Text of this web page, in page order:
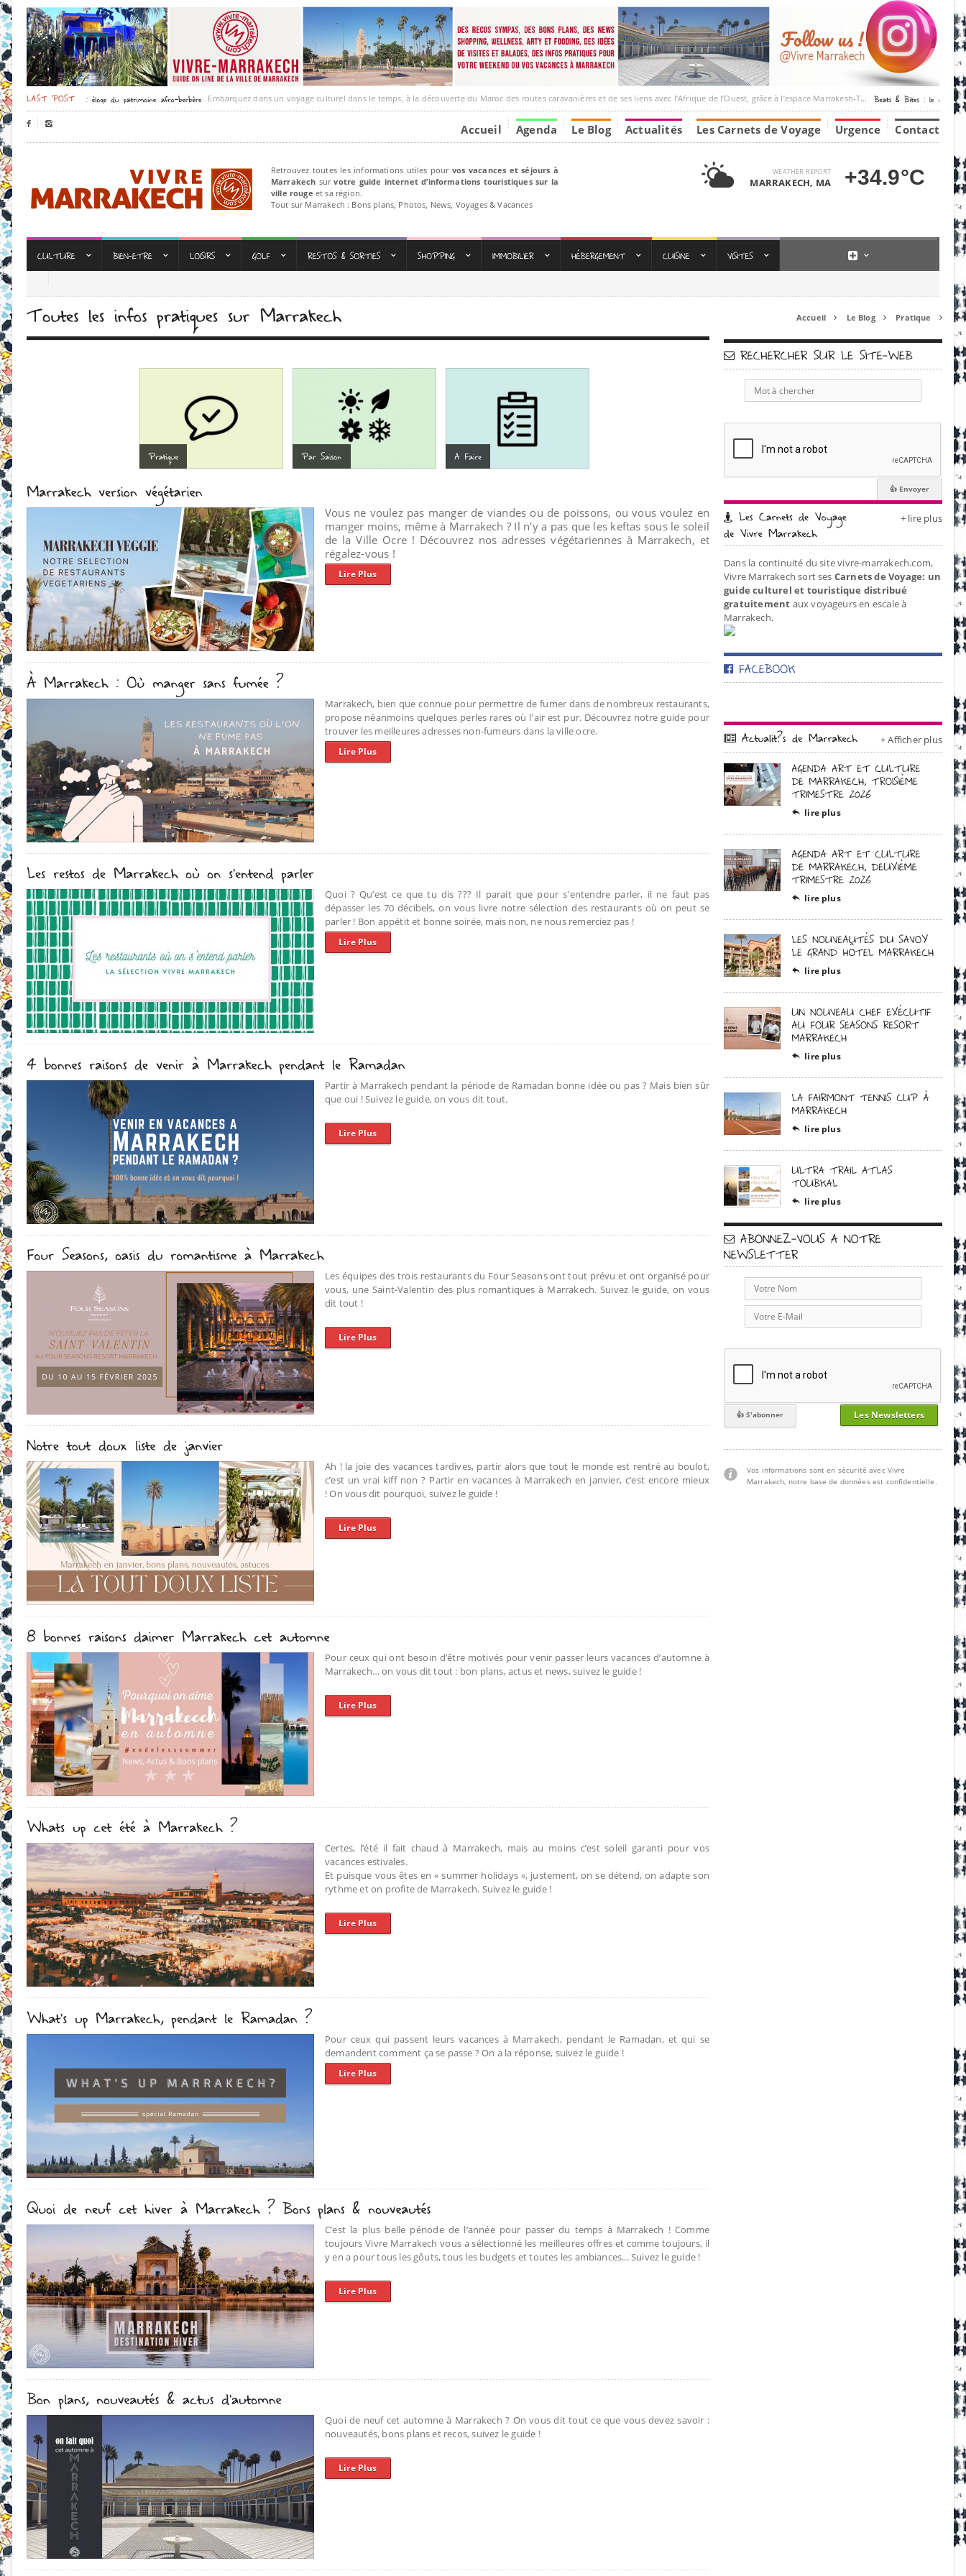
Embarquez dans un voyage culturel dans le temps, à la découverte du Maroc des routes caravanières et de ses liens avec l’Afrique de l’Ouest, grâce à l’espace Marrakesh-Tumbuktu.
  Accueil Agenda Le Blog Actualités Les Carnets de Voyage Urgence Contact
Retrouvez toutes les informations utiles pour vos vacances et séjours à
Marrakech survotre guide internet d’informations touristiques sur la
ville rouge et sa région.
Tout sur Marrakech : Bons plans, Photos, News, Voyages & Vacances
WEATHER REPORT
MARRAKECH, MA +34.9°C
Vous ne voulez pas manger de viandes ou de poissons, ou vous voulez en
manger moins, même à Marrakech ? Il n’y a pas que les keftas sous le soleil
de la Ville Ocre ! Découvrez nos adresses végétariennes à Marrakech, et
régalez-vous !
Lire Plus
Marrakech, bien que connue pour permettre de fumer dans de nombreux restaurants,
propose néanmoins quelques perles rares où l'air est pur. Découvrez notre guide pour
trouver les meilleures adresses non-fumeurs dans la ville ocre.
Lire Plus
Quoi ? Qu’est ce que tu dis ??? Il parait que pour s'entendre parler, il ne faut pas
dépasser les 70 décibels, on vous livre notre sélection des restaurants où on peut se
parler ! Bon appétit et bonne soirée, mais non, ne nous remerciez pas !
Lire Plus
Partir à Marrakech pendant la période de Ramadan bonne idée ou pas ? Mais bien sûr
que oui ! Suivez le guide, on vous dit tout.
Lire Plus
Les équipes des trois restaurants du Four Seasons ont tout prévu et ont organisé pour
vous, une Saint-Valentin des plus romantiques à Marrakech. Suivez le guide, on vous
dit tout !
Lire Plus
Ah ! la joie des vacances tardives, partir alors que tout le monde est rentré au boulot,
c’est un vrai kiff non ? Partir en vacances à Marrakech en janvier, c’est encore mieux
! On vous dit pourquoi, suivez le guide !
Lire Plus
Pour ceux qui ont besoin d’être motivés pour venir passer leurs vacances d’automne à
Marrakech… on vous dit tout : bon plans, actus et news, suivez le guide !
Lire Plus
Certes, l’été il fait chaud à Marrakech, mais au moins c’est soleil garanti pour vos
vacances estivales.
Et puisque vous êtes en « summer holidays », justement, on se détend, on adapte son
rythme et on profite de Marrakech. Suivez le guide !
Lire Plus
Pour ceux qui passent leurs vacances à Marrakech, pendant le Ramadan, et qui se
demandent comment ça se passe ? On a la réponse, suivez le guide !
Lire Plus
C’est la plus belle période de l’année pour passer du temps à Marrakech ! Comme
toujours Vivre Marrakech vous a sélectionné les meilleures offres et comme toujours, il
y en a pour tous les gôuts, tous les budgets et toutes les ambiances... Suivez le guide !
Lire Plus
Quoi de neuf cet automne à Marrakech ? On vous dit tout ce que vous devez savoir :
nouveautés, bons plans et recos, suivez le guide !
Lire Plus
Accueil  Le Blog  Pratique 
+ lire plus
Dans la continuité du site vivre-marrakech.com,
Vivre Marrakech sort ses Carnets de Voyage: un
guide culturel et touristique distribué
gratuitement aux voyageurs en escale à
Marrakech.
+ Afficher plus
 lire plus
 lire plus
 lire plus
 lire plus
 lire plus
 lire plus
Les Newsletters
Vos informations sont en sécurité avec Vivre
Marrakech, notre base de données est confidentielle.